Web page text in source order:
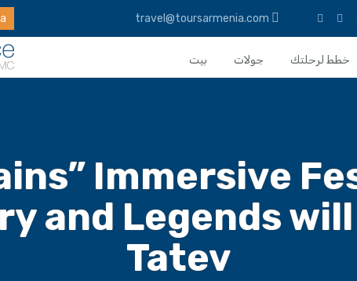
بيت جولات خطط لرحلتك
Immersive
and Legends
Tatev